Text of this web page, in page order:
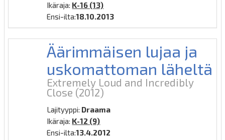
Ikäraja: K-16 (13)
Ensi-ilta:18.10.2013
Äärimmäisen lujaa ja
uskomattoman läheltä
Extremely Loud and Incredibly
Close (2012)
Lajityyppi: Draama
Ikäraja: K-12 (9)
Ensi-ilta:13.4.2012